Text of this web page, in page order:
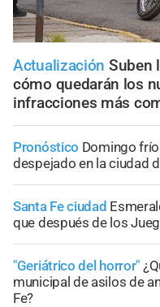
Actualización Suben
cómo quedarán los
infracciones más
Pronóstico Domingo
despejado en la ciudad
Santa Fe ciudad
que después de los
"Geriátrico del horror"
municipal de asilos de
Fe?